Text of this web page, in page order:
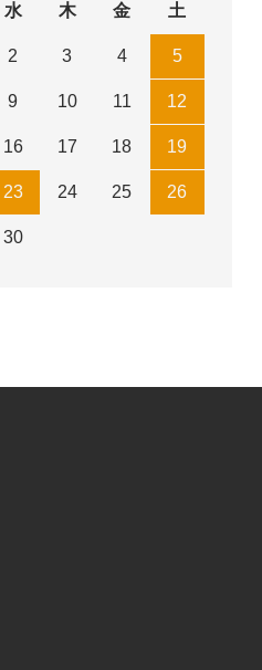
水 木 金 土
2 3 4 5
9 10 11 12
16 17 18 19
23 24 25 26
30